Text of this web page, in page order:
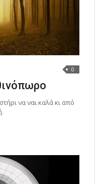
0
να ναι καλά κι από